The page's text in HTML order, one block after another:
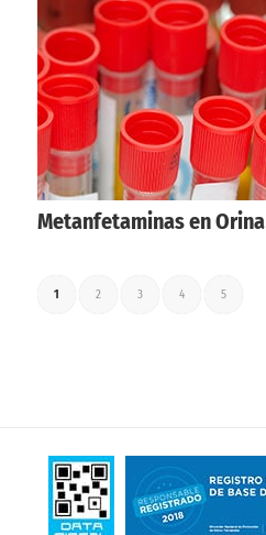
Metanfetaminas en Orina
1 2 3 4 5